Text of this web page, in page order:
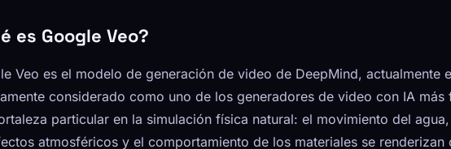
es Google Veo?
Veo es el modelo de generación de video de DeepMind, actualmente
considerado como uno de los generadores de video con IA
particular en la simulación física natural: el movimiento del
atmosféricos y el comportamiento de los materiales se